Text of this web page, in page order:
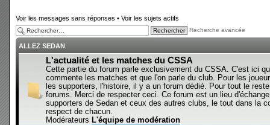
Voir les messages sans réponses • Voir les sujets actifs
Recherche avancée
ALLEZ SEDAN
L'actualité et les matches du CSSA
Cette partie du forum parle exclusivement du CSSA. C'est ici
commente les matches et que l'on parle du club. Pour les
les supporters, l'histoire, il y a un forum dédié. Pour tout le
forums. Merci de respecter ceci. Ce forum est un lieu
supporters de Sedan et ceux des autres clubs, le tout dans la
respect de chacun.
Modérateurs L'équipe de modération